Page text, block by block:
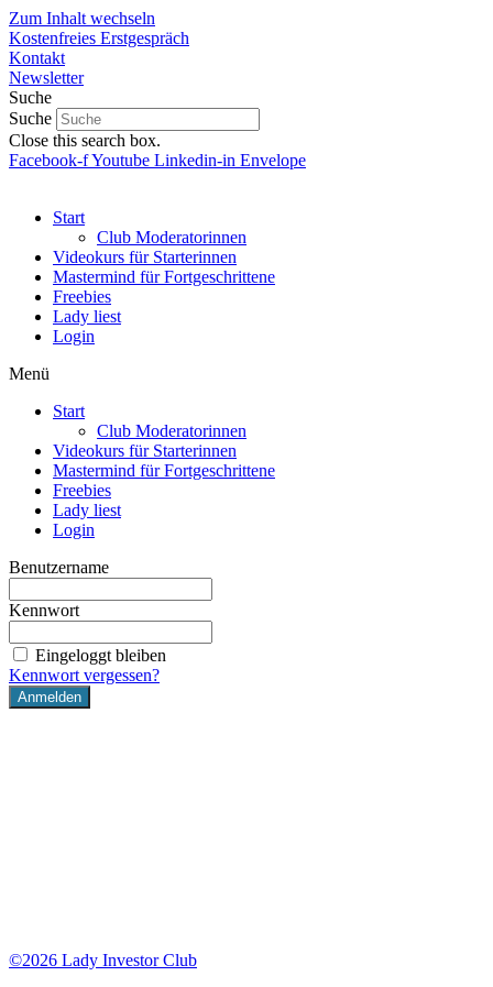
Zum Inhalt wechseln
Kostenfreies Erstgespräch
Kontakt
Newsletter
Suche
Suche
Close this search box.
Facebook-fYoutube Linkedin-in Envelope
Start
Club Moderatorinnen
Videokurs für Starterinnen
Mastermind für Fortgeschrittene
Freebies
Lady liest
Login
Menü
Start
Club Moderatorinnen
Videokurs für Starterinnen
Mastermind für Fortgeschrittene
Freebies
Lady liest
Login
Benutzername
Kennwort
Eingeloggt bleiben
Kennwort vergessen?
©2026 Lady Investor Club